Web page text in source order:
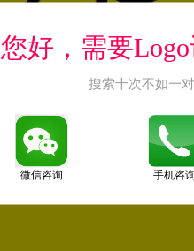
您好，需要
搜索十次不如一
微信咨询 手机咨询